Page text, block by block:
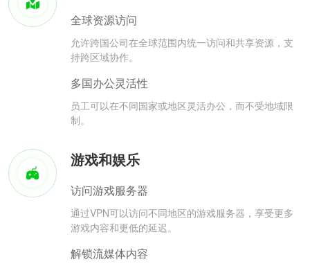
全球资源访问
允许跨国公司在全球范围内统一访问和共享资源，支
持跨区域协作。
多国办公灵活性
员工可以在不同国家或地区灵活办公，而不受地域限
制。
游戏和娱乐
访问游戏服务器
通过VPN可以访问不同地区的游戏服务器，享受更多
游戏内容和更低的延迟。
解锁流媒体内容